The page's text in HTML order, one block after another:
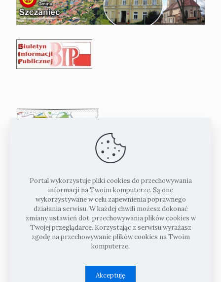
Portal wykorzystuje pliki cookies do przechowywania
informacji na Twoim komputerze. Są one
wykorzystywane w celu zapewnienia poprawnego
działania serwisu. W każdej chwili możesz dokonać
zmiany ustawień dot. przechowywania plików cookies w
Twojej przeglądarce. Korzystając z serwisu wyrażasz
zgodę na przechowywanie plików cookies na Twoim
komputerze.
Akceptuję